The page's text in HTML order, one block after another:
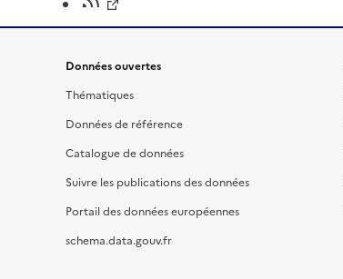
Données ouvertes
Thématiques
Données de référence
Catalogue de données
Suivre les publications des données
Portail des données européennes
schema.data.gouv.fr